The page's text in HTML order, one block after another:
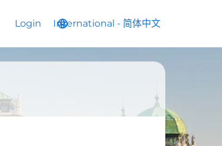
Login language
International - 简体中文
keyboard_arrow_down